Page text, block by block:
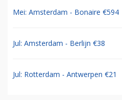
Mei: Amsterdam - Bonaire €594
Jul: Amsterdam - Berlijn €38
Jul: Rotterdam - Antwerpen €21